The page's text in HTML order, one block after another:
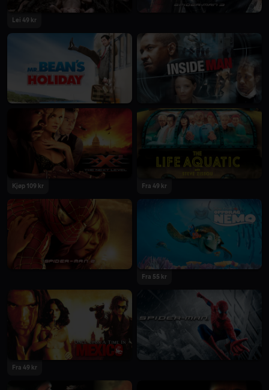
Lei 49 kr
Kjøp 109 kr Fra 49 kr
Fra 55 kr
Fra 49 kr